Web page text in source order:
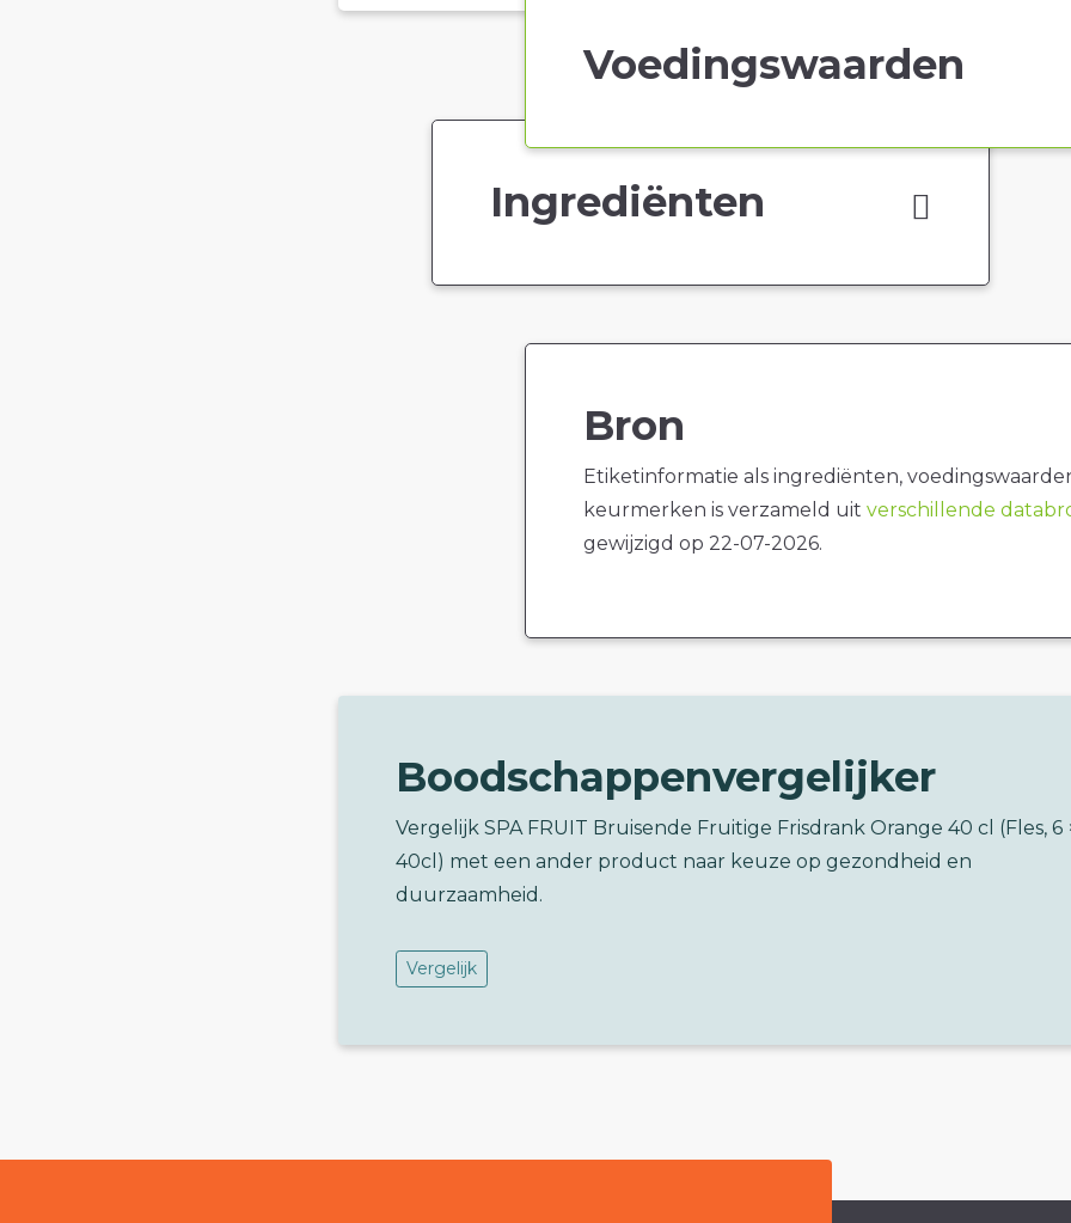
Voedingswaarden
Ingrediënten
Bron
Etiketinformatie als ingrediënten,
keurmerken is verzameld uit verschillende
gewijzigd op 22-07-2026.
Boodschappenvergelijker
Vergelijk SPA FRUIT Bruisende Fruitige Frisdrank Orange 40 cl (Fles, 6
40cl) met een ander product naar keuze op gezondheid en
duurzaamheid.
Vergelijk